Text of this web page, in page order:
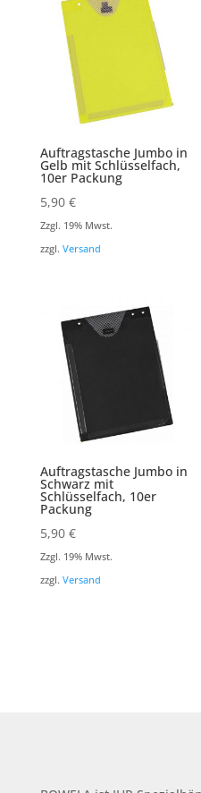
Auftragstasche Jumbo in
Gelb mit Schlüsselfach,
10er Packung
5,90 €
Zzgl. 19% Mwst.
zzgl. Versand
Auftragstasche Jumbo in
Schwarz mit
Schlüsselfach, 10er
Packung
5,90 €
Zzgl. 19% Mwst.
zzgl. Versand